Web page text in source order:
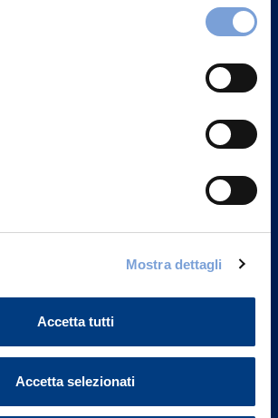
del sito nella sezione "Informativa
Mostra dettagli
Accetta tutti
Accetta selezionati